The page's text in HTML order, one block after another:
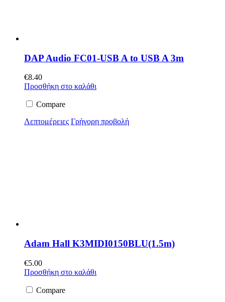
DAP Audio FC01-USB A to USB A 3m
€8.40
Προσθήκη στο καλάθι
Compare
Λεπτομέρειες Γρήγορη προβολή
Adam Hall K3MIDI0150BLU(1.5m)
€5.00
Προσθήκη στο καλάθι
Compare